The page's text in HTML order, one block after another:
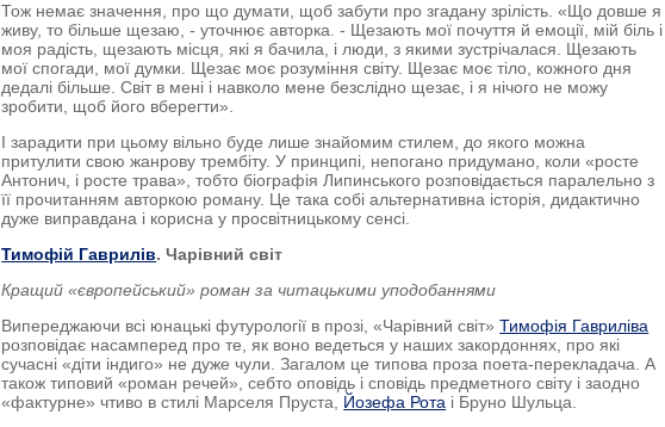
Тож немає значення, про що думати, щоб забути про згадану зрілість. «Що довше я
живу, то більше щезаю, - уточнює авторка. - Щезають мої почуття й емоції, мій біль і
моя радість, щезають місця, які я бачила, і люди, з якими зустрічалася. Щезають
мої спогади, мої думки. Щезає моє розуміння світу. Щезає моє тіло, кожного дня
дедалі більше. Світ в мені і навколо мене безслідно щезає, і я нічого не можу
зробити, щоб його вберегти».
І зарадити при цьому вільно буде лише знайомим стилем, до якого можна
притулити свою жанрову трембіту. У принципі, непогано придумано, коли «росте
Антонич, і росте трава», тобто біографія Липинського розповідається паралельно з
її прочитанням авторкою роману. Це така собі альтернативна історія, дидактично
дуже виправдана і корисна у просвітницькому сенсі.
Тимофій Гаврилів. Чарівний світ
Кращий «європейський» роман за читацькими уподобаннями
Випереджаючи всі юнацькі футурології в прозі, «Чарівний світ»Тимофія Гавриліва
розповідає насамперед про те, як воно ведеться у наших закордоннях, про які
сучасні «діти індиго» не дуже чули. Загалом це типова проза поета-перекладача. А
також типовий «роман речей», себто оповідь і сповідь предметного світу і заодно
«фактурне» чтиво в стилі Марселя Пруста, Йозефа Рота і Бруно Шульца.